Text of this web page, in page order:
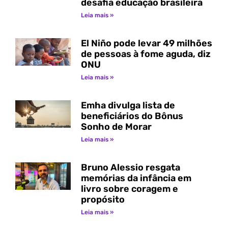
desafia educação brasileira
Leia mais »
El Niño pode levar 49 milhões
de pessoas à fome aguda, diz
ONU
Leia mais »
Emha divulga lista de
beneficiários do Bônus
Sonho de Morar
Leia mais »
Bruno Alessio resgata
memórias da infância em
livro sobre coragem e
propósito
Leia mais »